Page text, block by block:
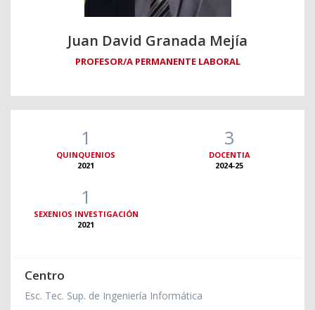
Juan David Granada Mejía
PROFESOR/A PERMANENTE LABORAL
1
QUINQUENIOS
2021
3
DOCENTIA
2024-25
1
SEXENIOS INVESTIGACIÓN
2021
Centro
Esc. Tec. Sup. de Ingeniería Informática